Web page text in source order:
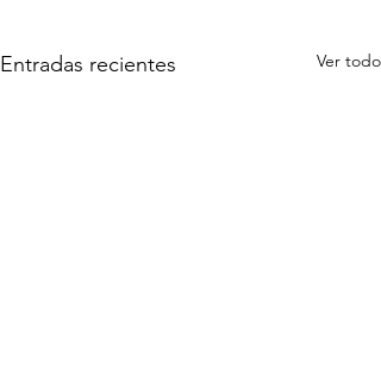
Entradas recientes Ver todo